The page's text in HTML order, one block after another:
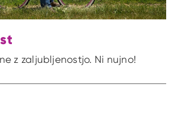
z zaljubljenostjo. Ni nujno!